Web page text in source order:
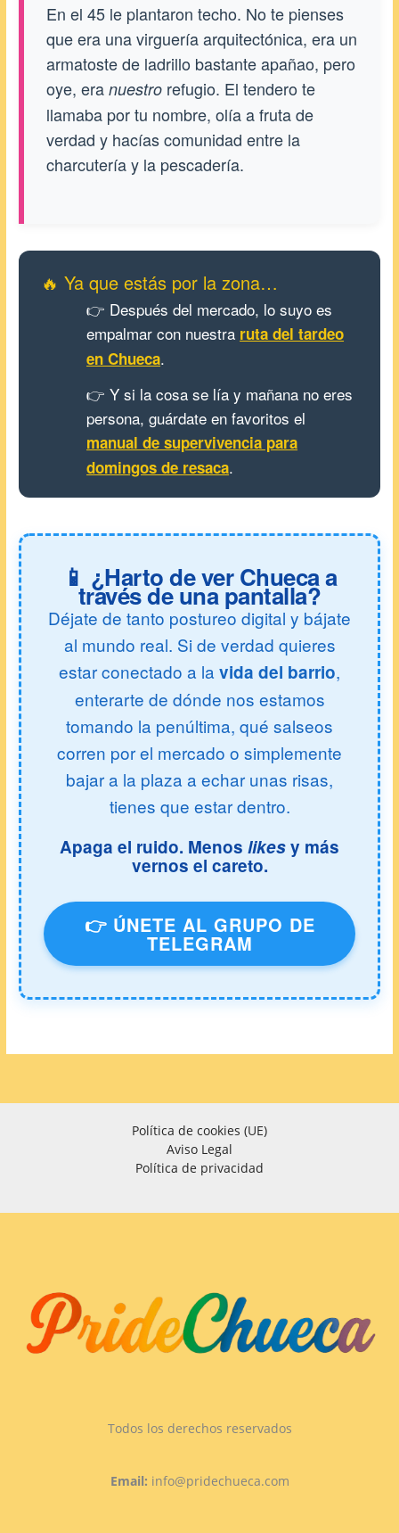
En el 45 le plantaron techo. No te pienses
que era una virguería arquitectónica, era un
armatoste de ladrillo bastante apañao, pero
oye, eranuestro refugio. El tendero te
llamaba por tu nombre, olía a fruta de
verdad y hacías comunidad entre la
charcutería y la pescadería.
🔥 Ya que estás por la zona…
👉 Después del mercado, lo suyo es
empalmar con nuestra ruta del tardeo
en Chueca.
👉 Y si la cosa se lía y mañana no eres
persona, guárdate en favoritos el
manual de supervivencia para
domingos de resaca.
📱 ¿Harto de ver Chueca a
través de una pantalla?
Déjate de tanto postureo digital y bájate
al mundo real. Si de verdad quieres
estar conectado a la vida del barrio,
enterarte de dónde nos estamos
tomando la penúltima, qué salseos
corren por el mercado o simplemente
bajar a la plaza a echar unas risas,
tienes que estar dentro.
Apaga el ruido. Menos likesy más
vernos el careto.
👉 ÚNETE AL GRUPO DE
TELEGRAM
Política de cookies (UE)
Aviso Legal
Política de privacidad
Todos los derechos reservados
Email: info@pridechueca.com